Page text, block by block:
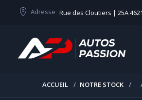
Adresse Rue des Cloutiers | 25A
ACCUEIL NOTRE STOCK